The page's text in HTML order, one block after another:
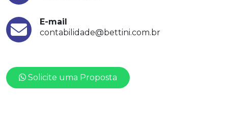
E-mail
contabilidade@bettini.com.br
Solicite uma Proposta